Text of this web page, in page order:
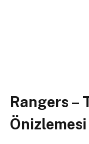
Rangers –
Önizlemesi